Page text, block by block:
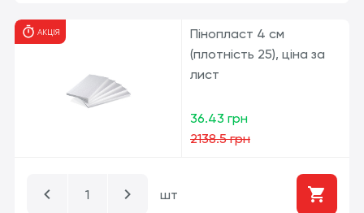
АКЦІЯ
Пінопласт 4 см
(плотність 25), ціна за
лист
36.43 грн
2138.5 грн
шт